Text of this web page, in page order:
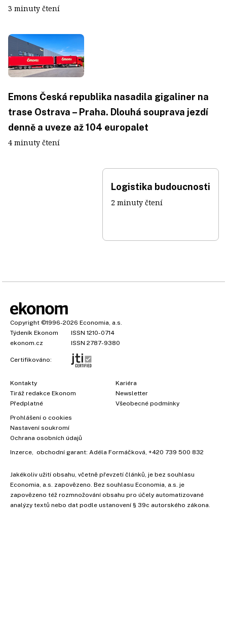
3 minuty čtení
Emons Česká republika nasadila gigaliner na
trase Ostrava – Praha. Dlouhá souprava jezdí
denně a uveze až 104 europalet
4 minuty čtení
Logistika budoucnosti
2 minuty čtení
Copyright ©1996-2026 Economia, a.s.
Týdeník Ekonom
ISSN 1210-0714
ekonom.cz
ISSN 2787-9380
Certifikováno:
Kontakty
Tiráž redakce Ekonom
Předplatné
Kariéra
Newsletter
Všeobecné podmínky
Prohlášení o cookies
Nastavení soukromí
Ochrana osobních údajů
Inzerce , obchodní garant: Adéla Formáčková +420 739 500 832
Jakékoliv užití obsahu, včetně převzetí článků, je bez souhlasu
Economia, a.s. zapovězeno. Bez souhlasu Economia, a.s. je
zapovězeno též rozmnožování obsahu pro účely automatizované
analýzy textů nebo dat podle ustanovení § 39c autorského zákona.